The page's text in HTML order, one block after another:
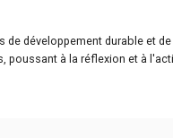
développement durable et
à la réflexion et à